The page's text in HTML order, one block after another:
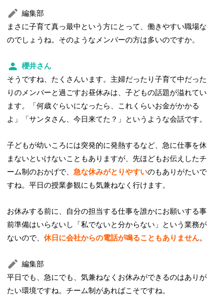
編集部
まさに子育て真っ最中という方にとって、働きやすい職場な
のでしょうね。そのようなメンバーの方は多いのですか。
櫻井さん
そうですね、たくさんいます。主婦だったり子育て中だった
りのメンバーと過ごすお昼休みは、子どもの話題が溢れてい
ます。「何歳ぐらいになったら、これくらいお金がかかる
よ」「サンタさん、今日来てた？」というような会話です。
子どもが幼いころには突発的に発熱するなど、急に仕事を休
まないといけないこともありますが、先ほどもお伝えしたチ
ーム制のおかげで、急な休みがとりやすいのもありがたいで
すね。平日の授業参観にも気兼ねなく行けます。
お休みする前に、自分の担当する仕事を誰かにお願いする事
前準備はいらないし「私でないと分からない」という業務が
ないので、休日に会社からの電話が鳴ることもありません。
編集部
平日でも、急にでも、気兼ねなくお休みができるのはありが
たい環境ですね。チーム制があればこそですね。